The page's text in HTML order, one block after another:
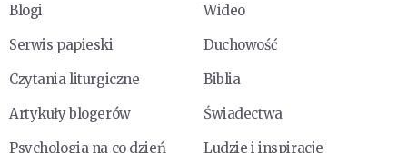
Blogi
Wideo
Serwis papieski
Duchowość
Czytania liturgiczne
Biblia
Artykuły blogerów
Świadectwa
Psychologia na co dzień
Ludzie i inspiracje